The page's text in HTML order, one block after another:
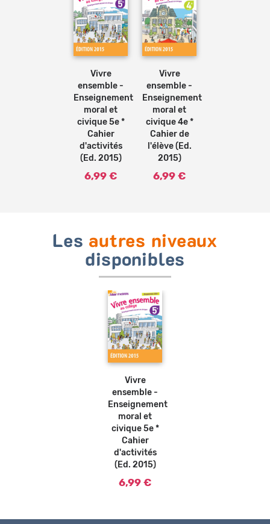
Vivre
ensemble -
Enseignement
moral et
civique 5e *
Cahier
d'activités
(Ed. 2015)
6,99 €
Ajouter
au
Vivre
ensemble -
Enseignement
moral et
civique 4e *
Cahier de
l'élève (Ed.
2015)
6,99 €
Les autres niveaux
disponibles
Vivre
ensemble -
Enseignement
moral et
civique 5e *
Cahier
d'activités
(Ed. 2015)
6,99 €